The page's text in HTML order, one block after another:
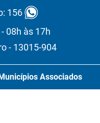
156
08h às 17h
- 13015-904
Associados